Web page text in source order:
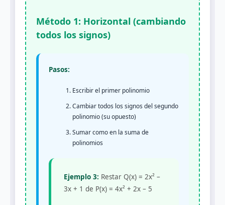
Método 1: Horizontal (cambiando
todos los signos)
Pasos:
Escribir el primer polinomio
Cambiar todos los signos del segundo
polinomio (su opuesto)
Sumar como en la suma de
polinomios
Ejemplo 3: Restar Q(x) = 2x² –
3x + 1 de P(x) = 4x² + 2x – 5